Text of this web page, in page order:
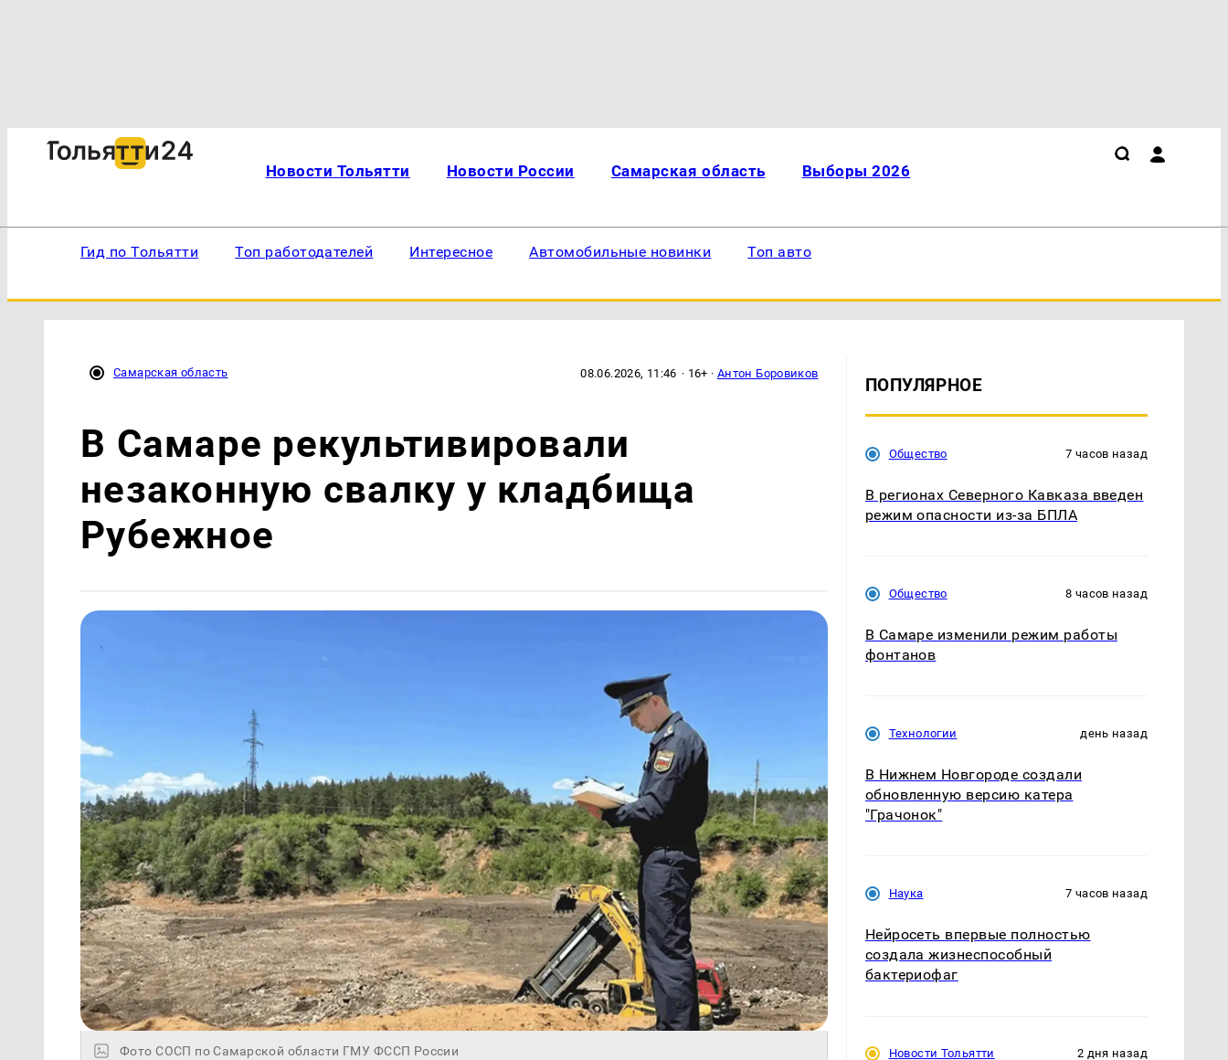
Новости Тольятти Новости России Самарская область Выборы 2026
Гид по Тольятти Топ работодателей Интересное Автомобильные новинки Топ авто
Самарская область 08.06.2026, 11:46 · 16+ · Антон Боровиков
В Самаре рекультивировали
незаконную свалку у кладбища
Рубежное
Фото СОСП по Самарской области ГМУ ФССП России
ПОПУЛЯРНОЕ
Общество 7 часов назад
В регионах Северного Кавказа введен
режим опасности из-за БПЛА
Общество 8 часов назад
В Самаре изменили режим работы
фонтанов
Технологии день назад
В Нижнем Новгороде создали
обновленную версию катера
"Грачонок"
Наука 7 часов назад
Нейросеть впервые полностью
создала жизнеспособный
бактериофаг
Новости Тольятти 2 дня назад